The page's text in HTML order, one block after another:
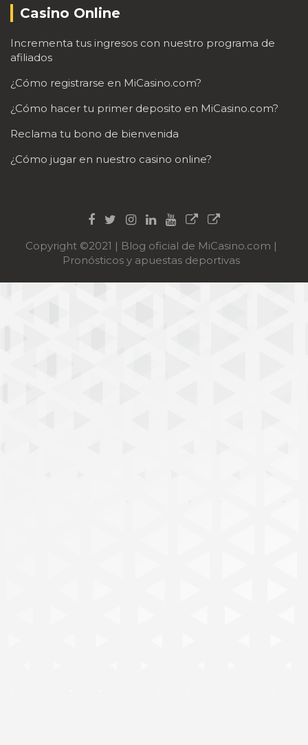
Casino Online
Incrementa tus ingresos con nuestro programa de
afiliados
¿Cómo registrarse en MiCasino.com?
¿Cómo hacer tu primer deposito en MiCasino.com?
Reclama tu bono de bienvenida
¿Cómo jugar en nuestro casino online?
Copyright ©2021 | Blog oficial de MiCasino.com |
Pronósticos y apuestas deportivas